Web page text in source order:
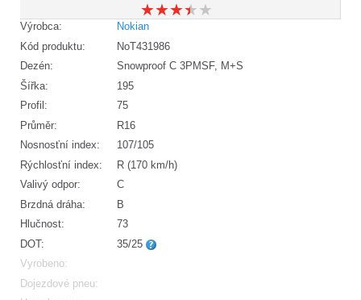
★★★★★
★★★★★
Výrobca:
Nokian
Kód produktu:
NoT431986
Dezén:
Snowproof C 3PMSF, M+S
Šířka:
195
Profil:
75
Průměr:
R16
Nosnosťní index:
107/105
Rýchlosťní index:
R (170 km/h)
Valivý odpor:
C
Brzdná dráha:
B
Hlučnost:
73
DOT:
35/25
Vyrobeno:
Dojezdové pneu: